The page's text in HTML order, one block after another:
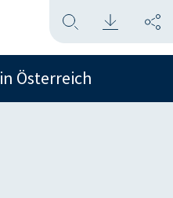
in Österreich